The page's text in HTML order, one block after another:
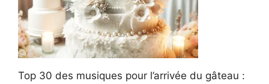
Top 30 des musiques pour l’arrivée du gâteau :